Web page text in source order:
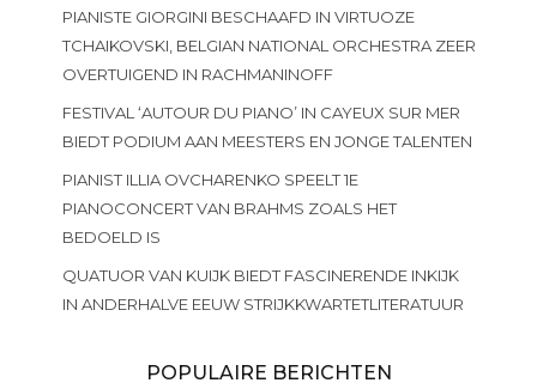
PIANISTE GIORGINI BESCHAAFD IN VIRTUOZE
TCHAIKOVSKI, BELGIAN NATIONAL ORCHESTRA ZEER
OVERTUIGEND IN RACHMANINOFF
FESTIVAL ‘AUTOUR DU PIANO’ IN CAYEUX SUR MER
BIEDT PODIUM AAN MEESTERS EN JONGE TALENTEN
PIANIST ILLIA OVCHARENKO SPEELT 1E
PIANOCONCERT VAN BRAHMS ZOALS HET
BEDOELD IS
QUATUOR VAN KUIJK BIEDT FASCINERENDE INKIJK
IN ANDERHALVE EEUW STRIJKKWARTETLITERATUUR
POPULAIRE BERICHTEN